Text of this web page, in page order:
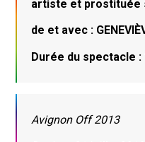
artiste et prostituée
de et avec :
Durée du spectacle :
Avignon Off 2013